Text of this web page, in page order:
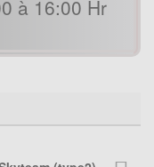
à 16:00 Hr